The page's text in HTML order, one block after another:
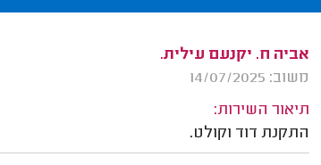
אביה ח. יקנעם עילית.
משוב: 14/07/2025
תיאור השירות:
התקנת דוד וקולט.